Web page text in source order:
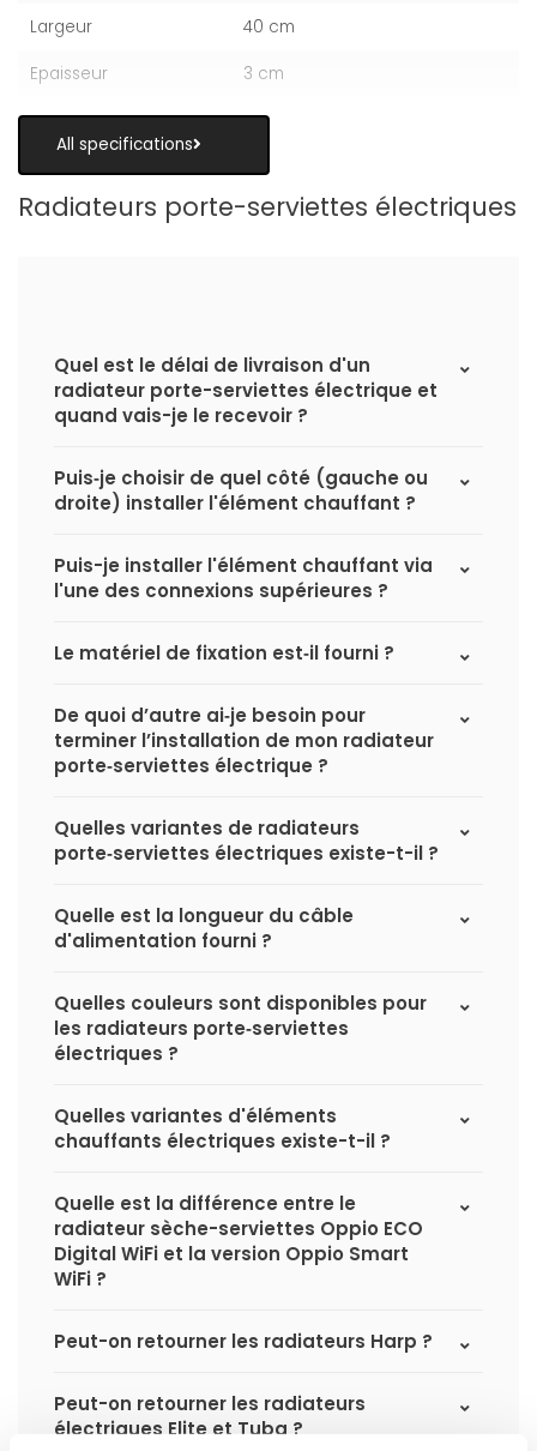
Largeur 40 cm
Epaisseur 3 cm
All specifications
Radiateurs porte-serviettes électriques
Quel est le délai de livraison d'un
radiateur porte-serviettes électrique et
quand vais-je le recevoir ?
Puis‑je choisir de quel côté (gauche ou
droite) installer l'élément chauffant ?
Puis-je installer l'élément chauffant via
l'une des connexions supérieures ?
Le matériel de fixation est‑il fourni ?
De quoi d’autre ai‑je besoin pour
terminer l’installation de mon radiateur
porte‑serviettes électrique ?
Quelles variantes de radiateurs
porte‑serviettes électriques existe-t-il ?
Quelle est la longueur du câble
d'alimentation fourni ?
Quelles couleurs sont disponibles pour
les radiateurs porte‑serviettes
électriques ?
Quelles variantes d'éléments
chauffants électriques existe-t-il ?
Quelle est la différence entre le
radiateur sèche-serviettes Oppio ECO
Digital WiFi et la version Oppio Smart
WiFi ?
Peut-on retourner les radiateurs Harp ?
Peut-on retourner les radiateurs
électriques Elite et Tuba ?